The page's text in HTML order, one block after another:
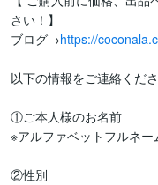
さい！】
ブログ→https://
以下の情報をご連絡くださ
①ご本人様のお名前
※アルファベットフルネ
②性別